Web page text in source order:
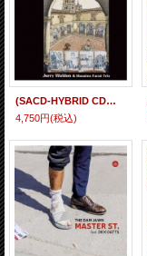
(SACD-HYBRID CD仕様) CD JERRY WELDON QUARTET ジェリー・ウェルダン・カルテット / GRACE グレース
4,750円(税込)